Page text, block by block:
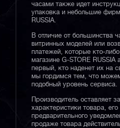
часами также идет
упаковка и небольшие
RUSSIA.
В отличие от большинства
витринных моделей или
платежей, которые кто-
магазине G-STORE
первый, кто наденет их на
мы гордимся тем, что
подобный уровень сервиса.
Производитель оставляет
характеристики товара,
предварительного
продаже товара